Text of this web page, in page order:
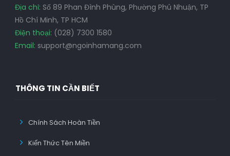
Địa chỉ: Số 89 Phan Đình Phùng, Phường Phú Nhuận, TP
Hồ Chí Minh, TP HCM
Điện thoại: (028) 7300 1580
Email: support@ngoinhamang.com
THÔNG TIN CẦN BIẾT
Chính Sách Hoàn Tiền
Kiến Thức Tên Miền